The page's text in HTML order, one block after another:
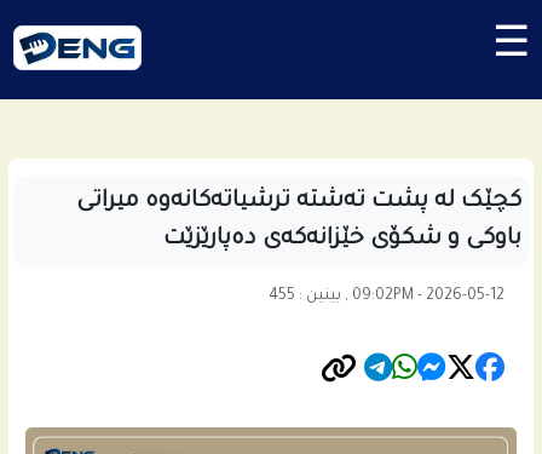
☰
کچێک لە پشت تەشتە ترشیاتەکانەوە میراتی
باوکی و شکۆی خێزانەکەی دەپارێزێت
09:02PM - 2026-05-12 , بینین : 455